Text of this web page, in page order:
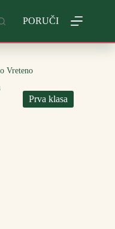
PORUČI
Vreteno
Prva klasa